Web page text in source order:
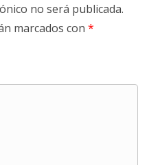
no será publicada.
marcados con *